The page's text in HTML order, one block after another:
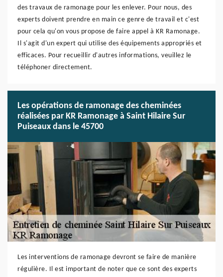
des travaux de ramonage pour les enlever. Pour nous, des
experts doivent prendre en main ce genre de travail et c'est
pour cela qu'on vous propose de faire appel à KR Ramonage.
Il s'agit d'un expert qui utilise des équipements appropriés et
efficaces. Pour recueillir d'autres informations, veuillez le
téléphoner directement.
Les opérations de ramonage des cheminées
réalisées par KR Ramonage à Saint Hilaire Sur
Puiseaux dans le 45700
Les interventions de ramonage devront se faire de manière
régulière. Il est important de noter que ce sont des experts